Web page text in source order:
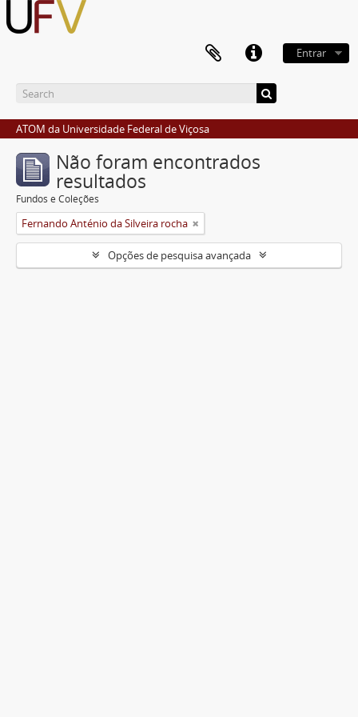
Entrar
ATOM da Universidade Federal de Viçosa
Não foram encontrados
resultados
Fundos e Coleções
Fernando Anténio da Silveira rocha
Opções de pesquisa avançada